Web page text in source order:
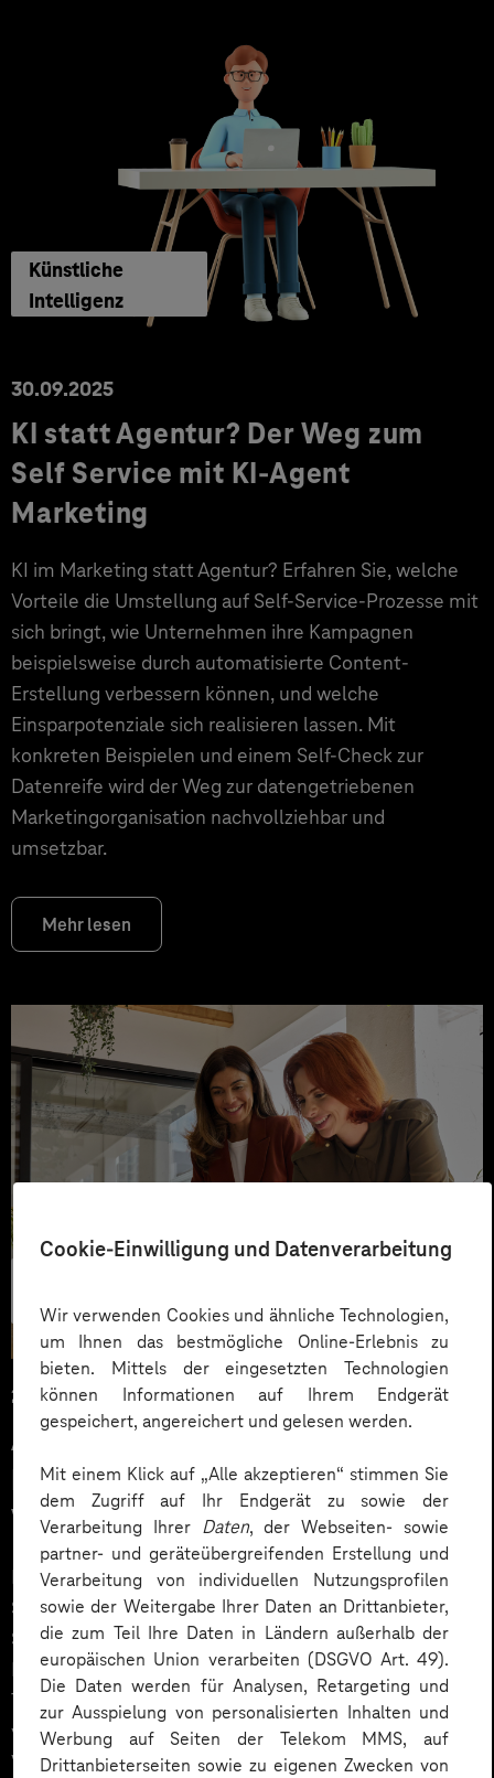
Cookie-Einwilligung und Datenverarbeitung
Wir verwenden Cookies und ähnliche Technologien,
um Ihnen das bestmögliche Online-Erlebnis zu
bieten. Mittels der eingesetzten Technologien
können Informationen auf Ihrem Endgerät
gespeichert, angereichert und gelesen werden.
Mit einem Klick auf „Alle akzeptieren“ stimmen Sie
dem Zugriff auf Ihr Endgerät zu sowie der
Verarbeitung Ihrer Daten, der Webseiten- sowie
partner- und geräteübergreifenden Erstellung und
Verarbeitung von individuellen Nutzungsprofilen
sowie der Weitergabe Ihrer Daten an Drittanbieter,
die zum Teil Ihre Daten in Ländern außerhalb der
europäischen Union verarbeiten (DSGVO Art. 49).
Die Daten werden für Analysen, Retargeting und
zur Ausspielung von personalisierten Inhalten und
Werbung auf Seiten der Telekom MMS, auf
Drittanbieterseiten sowie zu eigenen Zwecken von
Künstliche
Intelligenz
30.09.2025
KI statt Agentur? Der Weg zum
Self Service mit KI-Agent
Marketing
KI im Marketing statt Agentur? Erfahren Sie, welche
Vorteile die Umstellung auf Self-Service-Prozesse mit
sich bringt, wie Unternehmen ihre Kampagnen
beispielsweise durch automatisierte Content-
Erstellung verbessern können, und welche
Einsparpotenziale sich realisieren lassen. Mit
konkreten Beispielen und einem Self-Check zur
Datenreife wird der Weg zur datengetriebenen
Marketingorganisation nachvollziehbar und
umsetzbar.
Mehr lesen
Intelligenz
26.02.2025
All about Digital Podcast:
Microsoft Copilot in Marketing und
Vertrieb
In einer spannenden Podcast-Folge zwischen Norbert
Schuster, Strategie-Berater, Autor und B2B Marketing
Spezialist bei strike2, und Konstanze Dehlan, Head of
Microsoft Dynamics 365 Portfolio bei Deutsche
Telekom MMS, geht es um den vielseitigen Einsatz
von Microsoft Copilot im Bereich Marketing und
Vertrieb.